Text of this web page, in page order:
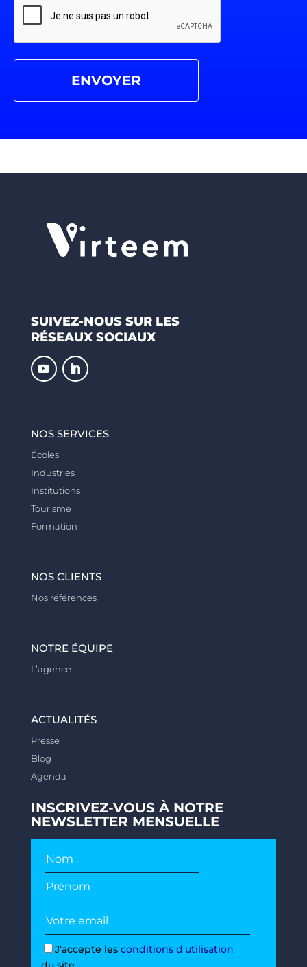
SUIVEZ-NOUS SUR LES
RÉSEAUX SOCIAUX
NOS SERVICES
Écoles
Industries
Institutions
Tourisme
Formation
NOS CLIENTS
Nos références
NOTRE ÉQUIPE
L’agence
ACTUALITÉS
Presse
Blog
Agenda
INSCRIVEZ-VOUS À NOTRE
NEWSLETTER MENSUELLE
J'accepte les conditions d'utilisation